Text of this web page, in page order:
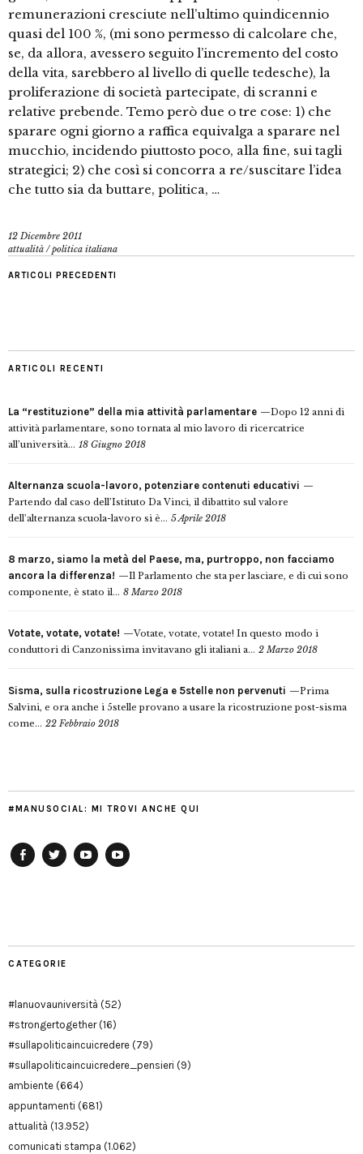
remunerazioni cresciute nell’ultimo quindicennio
quasi del 100 %, (mi sono permesso di calcolare che,
se, da allora, avessero seguito l’incremento del costo
della vita, sarebbero al livello di quelle tedesche), la
proliferazione di società partecipate, di scranni e
relative prebende. Temo però due o tre cose: 1) che
sparare ogni giorno a raffica equivalga a sparare nel
mucchio, incidendo piuttosto poco, alla fine, sui tagli
strategici; 2) che così si concorra a re/suscitare l’idea
che tutto sia da buttare, politica, …
12 Dicembre 2011
attualità /politica italiana
ARTICOLI PRECEDENTI
ARTICOLI RECENTI
La “restituzione” della mia attività parlamentare
Dopo 12 anni di
attività parlamentare, sono tornata al mio lavoro di ricercatrice
all’università... 18 Giugno 2018
Alternanza scuola-lavoro, potenziare contenuti educativi
Partendo dal caso dell’Istituto Da Vinci, il dibattito sul valore
dell’alternanza scuola-lavoro si è... 5 Aprile 2018
8 marzo, siamo la metà del Paese, ma, purtroppo, non facciamo
ancora la differenza!
Il Parlamento che sta per lasciare, e di cui sono
componente, è stato il... 8 Marzo 2018
Votate, votate, votate!
Votate, votate, votate! In questo modo i
conduttori di Canzonissima invitavano gli italiani a... 2 Marzo 2018
Sisma, sulla ricostruzione Lega e 5stelle non pervenuti
Prima
Salvini, e ora anche i 5stelle provano a usare la ricostruzione post-sisma
come... 22 Febbraio 2018
#MANUSOCIAL: MI TROVI ANCHE QUI
CATEGORIE
#lanuovauniversità (52)
#strongertogether(16)
#sullapoliticaincuicredere (79)
#sullapoliticaincuicredere_pensieri (9)
ambiente (664)
appuntamenti (681)
attualità (13.952)
comunicati stampa (1.062)